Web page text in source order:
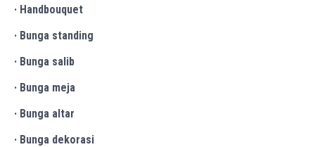
· Handbouquet
· Bunga standing
· Bunga salib
· Bunga meja
· Bunga altar
· Bunga dekorasi